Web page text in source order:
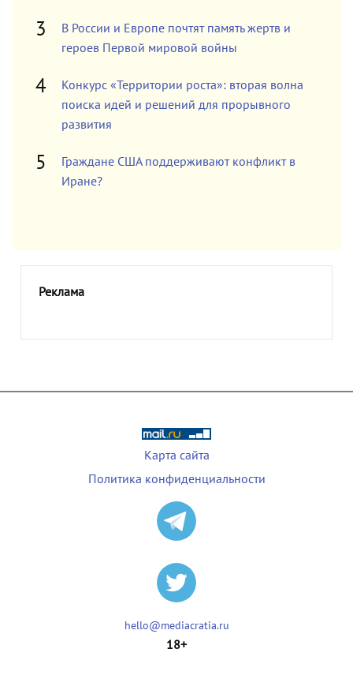
В России и Европе почтят память жертв и
героев Первой мировой войны
Конкурс «Территории роста»: вторая волна
поиска идей и решений для прорывного
развития
Граждане США поддерживают конфликт в
Иране?
Реклама
Карта сайта
Политика конфиденциальности
hello@mediacratia.ru
18+